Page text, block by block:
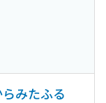
みたふる